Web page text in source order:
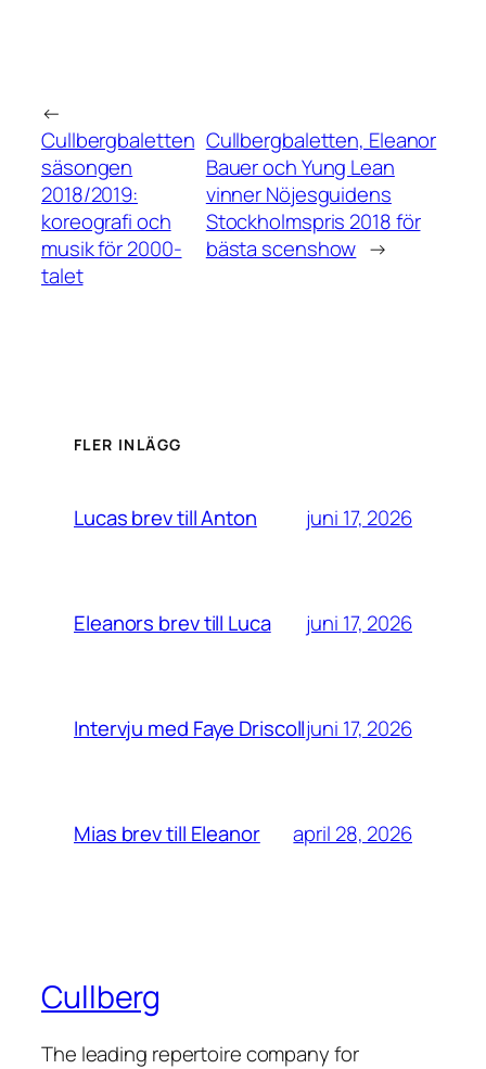
←
Cullbergbaletten
säsongen
2018/2019:
koreografi och
musik för 2000-
talet
Cullbergbaletten, Eleanor
Bauer och Yung Lean
vinner Nöjesguidens
Stockholmspris 2018 för
bästa scenshow →
FLER INLÄGG
Lucas brev till Anton juni 17, 2026
Eleanors brev till Luca juni 17, 2026
Intervju med Faye Driscolljuni 17, 2026
Mias brev till Eleanor april 28, 2026
Cullberg
The leading repertoire company for